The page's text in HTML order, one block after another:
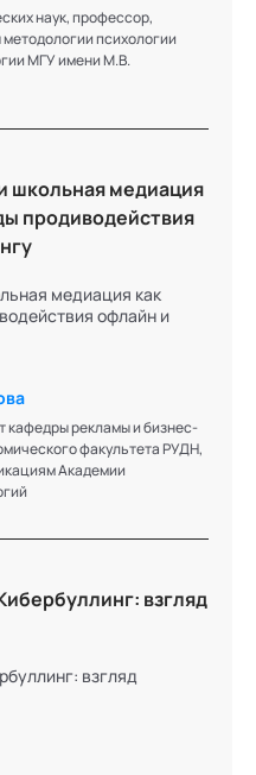
рекламы и бизнес-
факультета РУДН,
Академии социальных
эксперте
эксперте
проекта «Папы
«Достойный
наук, профессор,
психологии
МГУ имени М.В.
медиация
продиводействия
медиация как
офлайн и
кафедры рекламы и бизнес-
факультета РУДН,
Академии
взгляд
взгляд